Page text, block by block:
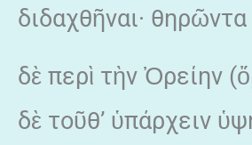
διδαχθῆναι· θηρῶντα
δὲ περὶ τὴν Ὀρείην
δὲ τοῦθ’ ὑπάρχειν